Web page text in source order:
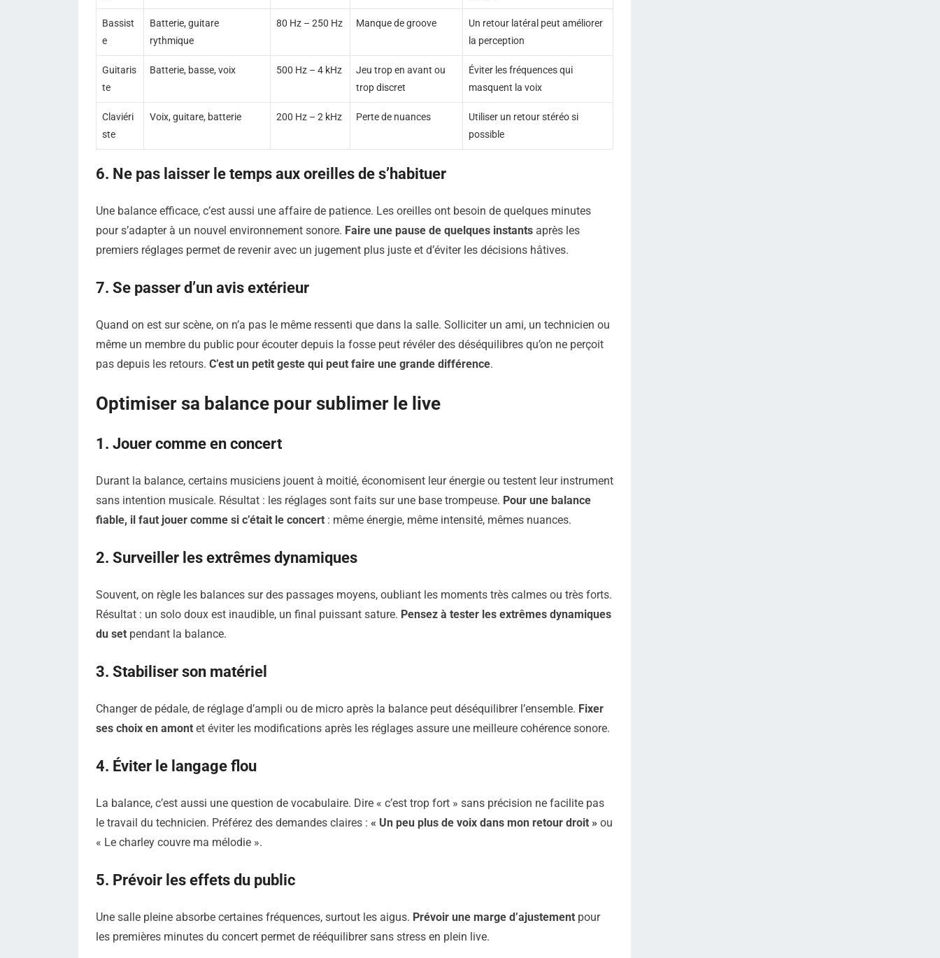
Bassist
e
Batterie, guitare
rythmique
80 Hz – 250 Hz Manque de groove
Un retour latéral peut améliorer
la perception
Guitaris
te
Batterie, basse, voix 500 Hz – 4 kHz
Jeu trop en avant ou
trop discret
Éviter les fréquences qui
masquent la voix
Claviéri
ste
Voix, guitare, batterie 200 Hz – 2 kHz Perte de nuances
Utiliser un retour stéréo si
possible
6. Ne pas laisser le temps aux oreilles de s’habituer
Une balance efficace, c’est aussi une affaire de patience. Les oreilles ont besoin de quelques minutes
pour s’adapter à un nouvel environnement sonore. Faire une pause de quelques instants après les
premiers réglages permet de revenir avec un jugement plus juste et d’éviter les décisions hâtives.
7. Se passer d’un avis extérieur
Quand on est sur scène, on n’a pas le même ressenti que dans la salle. Solliciter un ami, un technicien ou
même un membre du public pour écouter depuis la fosse peut révéler des déséquilibres qu’on ne perçoit
pas depuis les retours. C’est un petit geste qui peut faire une grande différence.
Optimiser sa balance pour sublimer le live
1. Jouer comme en concert
Durant la balance, certains musiciens jouent à moitié, économisent leur énergie ou testent leur instrument
sans intention musicale. Résultat : les réglages sont faits sur une base trompeuse. Pour une balance
fiable, il faut jouer comme si c’était le concert : même énergie, même intensité, mêmes nuances.
2. Surveiller les extrêmes dynamiques
Souvent, on règle les balances sur des passages moyens, oubliant les moments très calmes ou très forts.
Résultat : un solo doux est inaudible, un final puissant sature. Pensez à tester les extrêmes dynamiques
du set pendant la balance.
3. Stabiliser son matériel
Changer de pédale, de réglage d’ampli ou de micro après la balance peut déséquilibrer l’ensemble. Fixer
ses choix en amont et éviter les modifications après les réglages assure une meilleure cohérence sonore.
4. Éviter le langage flou
La balance, c’est aussi une question de vocabulaire. Dire « c’est trop fort » sans précision ne facilite pas
le travail du technicien. Préférez des demandes claires : « Un peu plus de voix dans mon retour droit » ou
« Le charley couvre ma mélodie ».
5. Prévoir les effets du public
Une salle pleine absorbe certaines fréquences, surtout les aigus. Prévoir une marge d’ajustement pour
les premières minutes du concert permet de rééquilibrer sans stress en plein live.